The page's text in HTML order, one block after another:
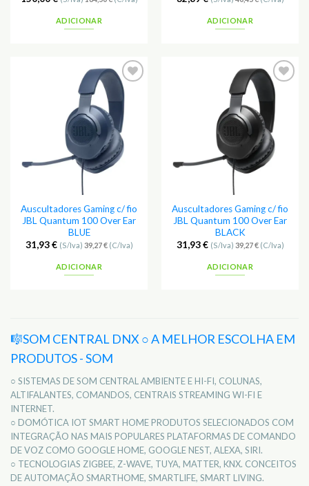
ADICIONAR ADICIONAR
Auscultadores Gaming c/ fio
JBL Quantum 100 Over Ear
BLUE
31,93€ (S/Iva) 39,27€(C/Iva)
ADICIONAR
Auscultadores Gaming c/ fio
JBL Quantum 100 Over Ear
BLACK
31,93€ (S/Iva) 39,27€(C/Iva)
ADICIONAR
🎼SOM CENTRAL DNX ○ A MELHOR ESCOLHA EM
PRODUTOS - SOM
○ SISTEMAS DE SOM CENTRAL AMBIENTE E HI-FI, COLUNAS,
ALTIFALANTES, COMANDOS, CENTRAIS STREAMING WI-FI E
INTERNET.
○ DOMÓTICA IOT SMART HOME PRODUTOS SELECIONADOS COM
INTEGRAÇÃO NAS MAIS POPULARES PLATAFORMAS DE COMANDO
DE VOZ COMO GOOGLE HOME, GOOGLE NEST, ALEXA, SIRI.
○ TECNOLOGIAS ZIGBEE, Z-WAVE, TUYA, MATTER, KNX. CONCEITOS
DE AUTOMAÇÃO SMARTHOME, SMARTLIFE, SMART LIVING.